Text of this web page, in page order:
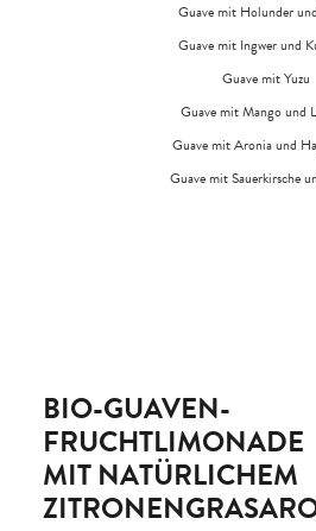
Guave mit Holunder
Guave mit Ingwer und
Guave mit Yuzu
Guave mit Mango und
Guave mit Aronia und
Guave mit Sauerkirsche
BIO-GUAVEN-
FRUCHTLIMONADE
MIT NATÜRLICHEM